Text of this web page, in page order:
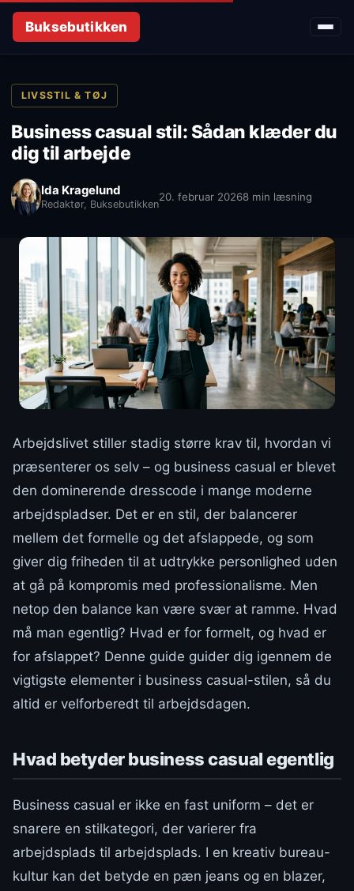
Buksebutikken
LIVSSTIL & TØJ
Business casual stil: Sådan klæder du
dig til arbejde
Ida Kragelund
Redaktør, Buksebutikken
20. februar 20268 min læsning
Arbejdslivet stiller stadig større krav til, hvordan vi
præsenterer os selv – og business casual er blevet
den dominerende dresscode i mange moderne
arbejdspladser. Det er en stil, der balancerer
mellem det formelle og det afslappede, og som
giver dig friheden til at udtrykke personlighed uden
at gå på kompromis med professionalisme. Men
netop den balance kan være svær at ramme. Hvad
må man egentlig? Hvad er for formelt, og hvad er
for afslappet? Denne guide guider dig igennem de
vigtigste elementer i business casual-stilen, så du
altid er velforberedt til arbejdsdagen.
Hvad betyder business casual egentlig
Business casual er ikke en fast uniform – det er
snarere en stilkategori, der varierer fra
arbejdsplads til arbejdsplads. I en kreativ bureau-
kultur kan det betyde en pæn jeans og en blazer,